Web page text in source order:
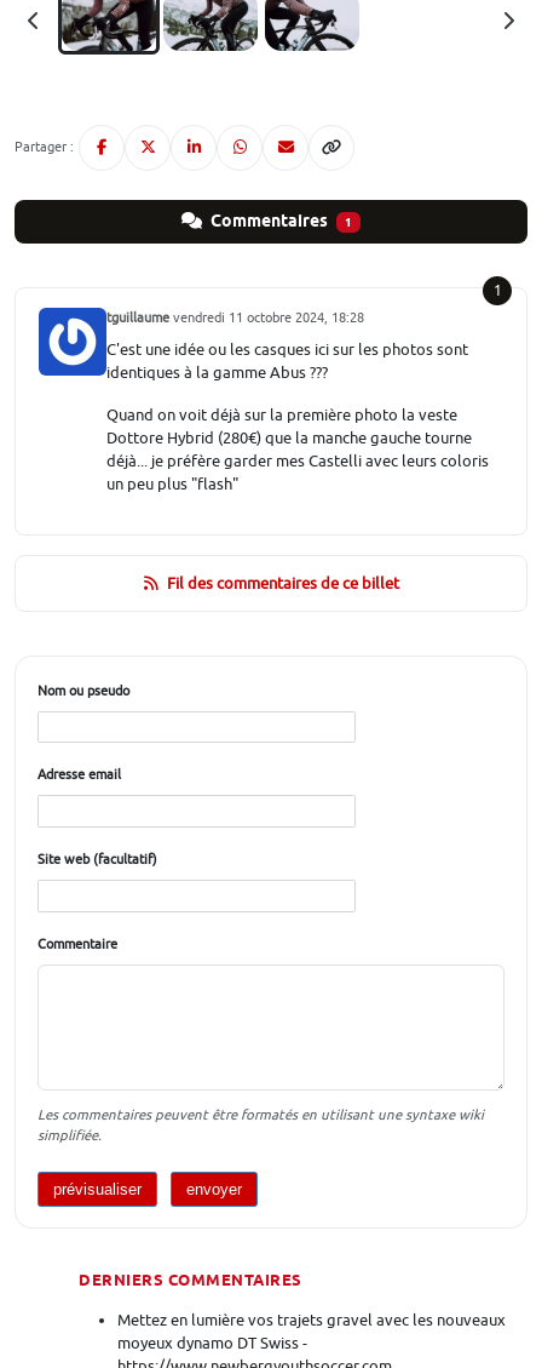
Partager :
Commentaires 1
1
tguillaume vendredi 11 octobre 2024, 18:28
C'est une idée ou les casques ici sur les photos sont
identiques à la gamme Abus ???
Quand on voit déjà sur la première photo la veste
Dottore Hybrid (280€) que la manche gauche tourne
déjà... je préfère garder mes Castelli avec leurs coloris
un peu plus "flash"
Fil des commentaires de ce billet
Nom ou pseudo
Adresse email
Site web (facultatif)
Commentaire
Les commentaires peuvent être formatés en utilisant une syntaxe wiki
simplifiée.
DERNIERS COMMENTAIRES
Mettez en lumière vos trajets gravel avec les nouveaux
moyeux dynamo DT Swiss -